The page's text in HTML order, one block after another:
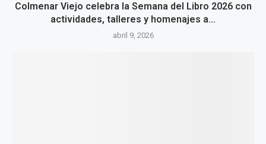
Colmenar Viejo celebra la Semana del Libro 2026 con
actividades, talleres y homenajes a...
abril 9, 2026